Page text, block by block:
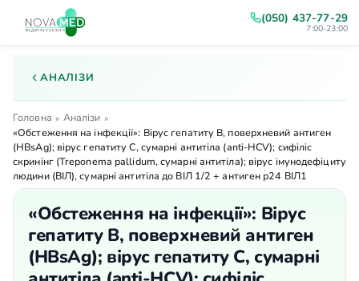
(050) 437-77-29
7:00-23:00
АНАЛІЗИ
Головна » Аналізи »
«Обстеження на інфекції»: Вірус гепатиту В, поверхневий антиген
(HBsAg); вірус гепатиту С, сумарні антитіла (anti-HCV); сифіліс
скринінг (Treponema pallidum, сумарні антитіла); вірус імунодефіциту
людини (ВІЛ), сумарні антитіла до ВІЛ 1/2 + антиген р24 ВІЛ1
«Обстеження на інфекції»: Вірус
гепатиту В, поверхневий антиген
(HBsAg); вірус гепатиту С, сумарні